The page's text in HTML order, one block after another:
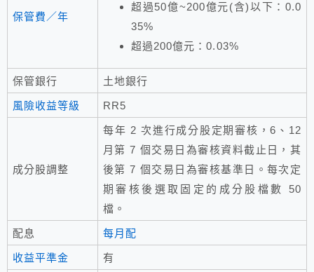
保管費／年
超過50億~200億元(含)以下：0.0
35%
超過200億元：0.03%
保管銀行 土地銀行
風險收益等級 RR5
成分股調整
每年 2 次進行成分股定期審核，6、12
月第 7 個交易日為審核資料截止日，其
後第 7 個交易日為審核基準日。每次定
期審核後選取固定的成分股檔數 50
檔。
配息 每月配
收益平準金 有